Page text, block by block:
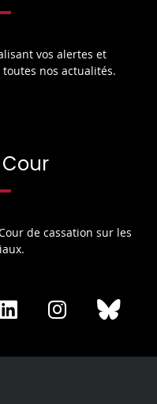
vos alertes et
nos actualités.
de cassation sur les
Share
LinkedIn
Share
Instagram